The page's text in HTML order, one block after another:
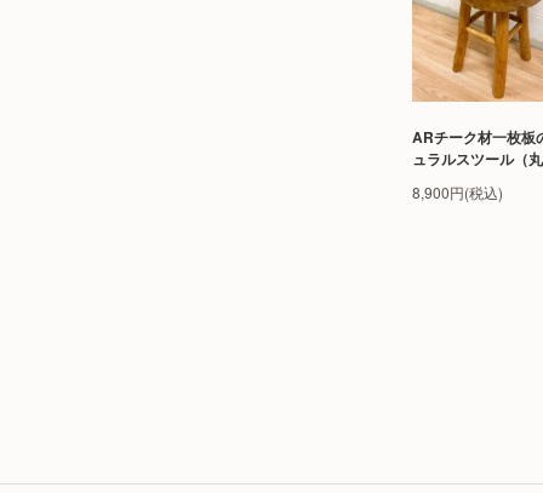
ARチーク材一枚板
ュラルスツール（
8,900円(税込)